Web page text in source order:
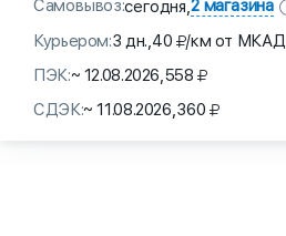
Самовывоз:сегодня,2 магазина
Курьером:3 дн.,40 /км от МКАД
ПЭК:~ 12.08.2026,558
СДЭК:~ 11.08.2026,360